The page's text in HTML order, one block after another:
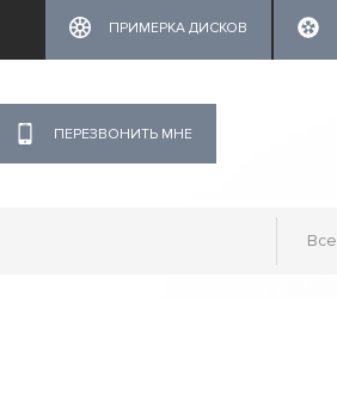
ПРИМЕРКА ДИСКОВ
ПЕРЕЗВОНИТЬ МНЕ